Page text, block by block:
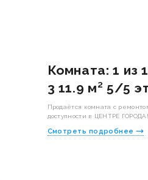
Комната: 1 из
3 11.9 м² 5/5
Продаётся комната с
доступности в ЦЕНТРЕ
Смотреть подробнее